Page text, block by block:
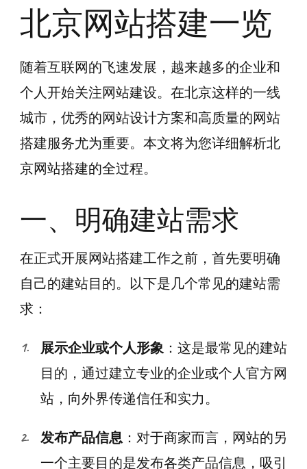
北京网站搭建一览
随着互联网的飞速发展，越来越多的企业和
个人开始关注网站建设。在北京这样的一线
城市，优秀的网站设计方案和高质量的网站
搭建服务尤为重要。本文将为您详细解析北
京网站搭建的全过程。
一、明确建站需求
在正式开展网站搭建工作之前，首先要明确
自己的建站目的。以下是几个常见的建站需
求：
展示企业或个人形象 ：这是最常见的建站
目的，通过建立专业的企业或个人官方网
站，向外界传递信任和实力。
发布产品信息 ：对于商家而言，网站的另
一个主要目的是发布各类产品信息，吸引